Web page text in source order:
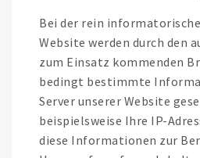
Bei der rein
Website werden durch den
zum Einsatz kommenden
bedingt bestimmte
Server unserer Website
beispielsweise Ihre IP-
diese Informationen zur